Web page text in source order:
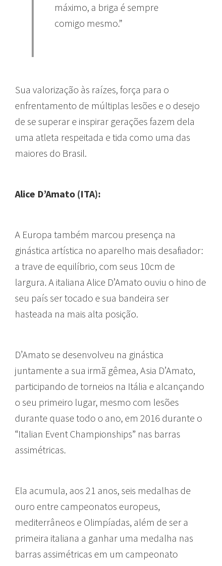
máximo, a briga é sempre
comigo mesmo.”
Sua valorização às raízes, força para o
enfrentamento de múltiplas lesões e o desejo
de se superar e inspirar gerações fazem dela
uma atleta respeitada e tida como uma das
maiores do Brasil.
Alice D’Amato (ITA):
A Europa também marcou presença na
ginástica artística no aparelho mais desafiador:
a trave de equilíbrio, com seus 10cm de
largura. A italiana Alice D’Amato ouviu o hino de
seu país ser tocado e sua bandeira ser
hasteada na mais alta posição.
D’Amato se desenvolveu na ginástica
juntamente a sua irmã gêmea, Asia D’Amato,
participando de torneios na Itália e alcançando
o seu primeiro lugar, mesmo com lesões
durante quase todo o ano, em 2016 durante o
“Italian Event Championships” nas barras
assimétricas.
Ela acumula, aos 21 anos, seis medalhas de
ouro entre campeonatos europeus,
mediterrâneos e Olimpíadas, além de ser a
primeira italiana a ganhar uma medalha nas
barras assimétricas em um campeonato